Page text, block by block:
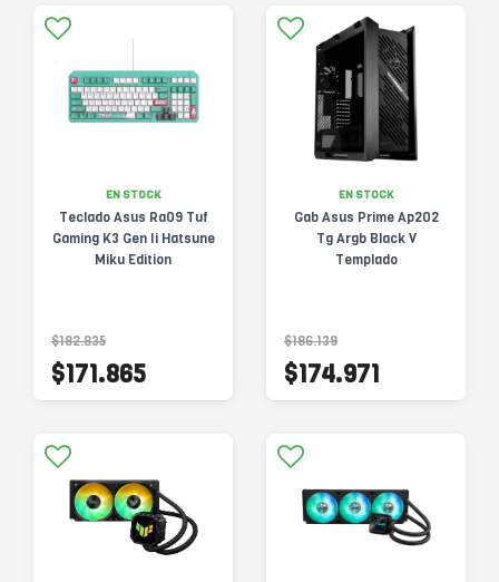
EN STOCK
Teclado Asus Ra09 Tuf
Gaming K3 Gen Ii Hatsune
Miku Edition
$182.835
$171.865
EN STOCK
Gab Asus Prime Ap202
Tg Argb Black V
Templado
$186.139
$174.971